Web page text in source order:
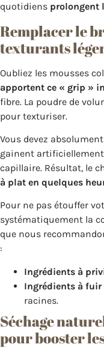
quotidiens prolongent
Remplacer le
texturants
Oubliez les mousses
apportent ce « grip »
fibre. La poudre de
pour texturiser.
Vous devez
gainent
capillaire. Résultat, le
à plat en quelques
Pour ne pas étouffer
systématiquement la
que nous
:
Ingrédients à
Ingrédients à fuir
racines.
Séchage
pour booster